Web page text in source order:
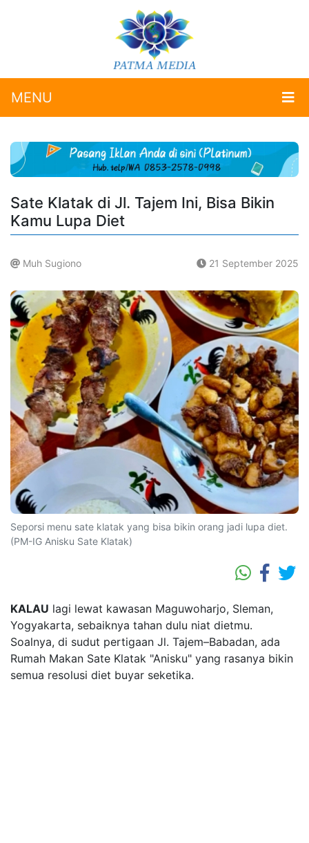
MENU
Sate Klatak di Jl. Tajem Ini, Bisa Bikin
Kamu Lupa Diet
Muh Sugiono 21 September 2025
Seporsi menu sate klatak yang bisa bikin orang jadi lupa diet.
(PM-IG Anisku Sate Klatak)
KALAU lagi lewat kawasan Maguwoharjo, Sleman,
Yogyakarta, sebaiknya tahan dulu niat dietmu.
Soalnya, di sudut pertigaan Jl. Tajem–Babadan, ada
Rumah Makan Sate Klatak "Anisku" yang rasanya bikin
semua resolusi diet buyar seketika.